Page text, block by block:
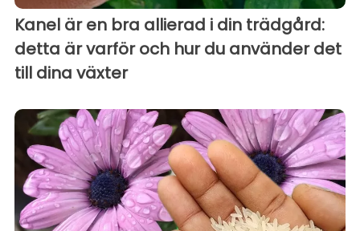
Kanel är en bra allierad i din trädgård:
detta är varför och hur du använder det
till dina växter